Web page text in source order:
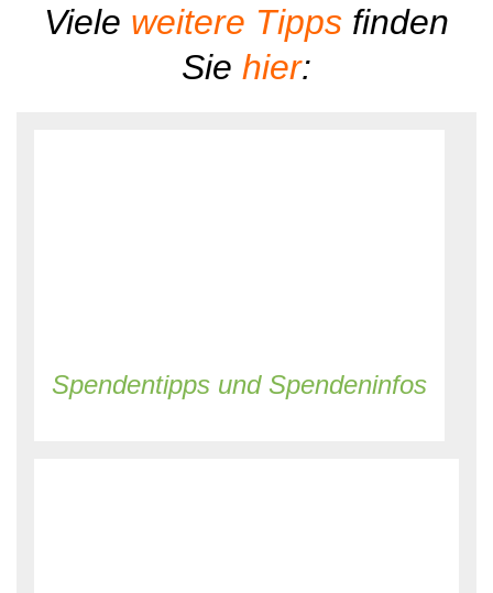
Viele weitere Tipps finden
Sie hier:
Spendentipps und Spendeninfos